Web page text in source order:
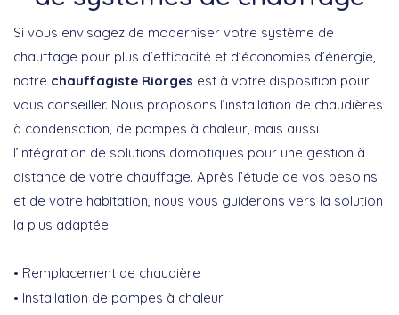
Si vous envisagez de moderniser votre système de
chauffage pour plus d’efficacité et d’économies d’énergie,
notre chauffagiste Riorges est à votre disposition pour
vous conseiller. Nous proposons l’installation de chaudières
à condensation, de pompes à chaleur, mais aussi
l’intégration de solutions domotiques pour une gestion à
distance de votre chauffage. Après l’étude de vos besoins
et de votre habitation, nous vous guiderons vers la solution
la plus adaptée.
Remplacement de chaudière
Installation de pompes à chaleur